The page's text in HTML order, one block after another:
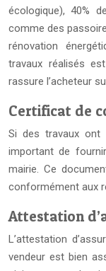
écologique), 40%
comme des
rénovation
travaux réalisés
rassure l’acheteur
Certificat de
Si des travaux ont
important de
mairie. Ce
conformément aux
Attestation
L’attestation
vendeur est bien